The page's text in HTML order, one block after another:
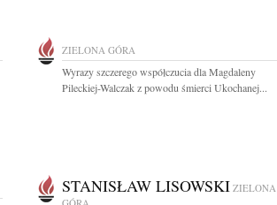
ZIELONA GÓRA
Wyrazy szczerego współczucia dla Magdaleny
Pileckiej-Walczak z powodu śmierci Ukochanej...
STANISŁAW LISOWSKI ZIELONA